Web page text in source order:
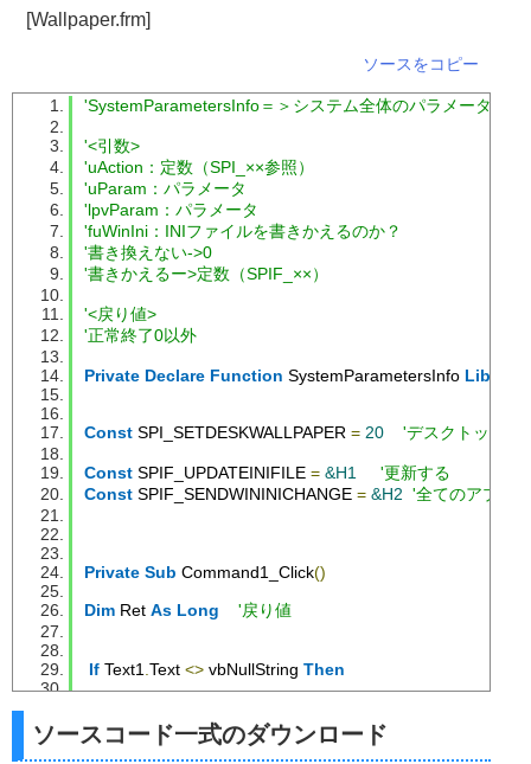
Public Const
Public Const
= &H1000
OFN_HIDEREADONLY = &H4
Public Const OFN_NOCHANGEDIR = &H8
'他の
Public Const OFN_NOREADONLYRETURN = &H8000
Public
Public Const OFN_OVERWRITEPROMPT
Public Const OFN_PATHMUSTEXIST
Public Const OFN_READONLY
Public Const OFN_SHOWHELP = &H10
'■関数名       OpenDlg
'■用途        「ファイルを開く」コモンダイヤログを表示す
'■引数         nHandle：ウインドウのハンドル、nFilter：フ
'■戻り値       ファイルを選択した場合そのファイルのパス
Public Function OpenDlg (nHandle As Long, nFilter
Dim OFN As OPENFILENAME
As
With OFN '構造体の設定
OFN_PATHMUSTEXIST
'Or OFN_SHOWHELP
.hInstance = App.hInstance
.hwndOwner = nHandle
.lStructSize = Len(OFN)
.nMaxFile = 250
'ファイル名のバッファ
.nMaxFileTitle = 250
'フルパス用のバッファ
.lpstrFile = String(250, Chr(0)) 'ファイル名のバッフ
[Wallpaper.frm]
ソースをコピー
'SystemParametersInfo＝＞システム全体のパラメータを設
'<引数>
'uAction：定数（SPI_××参照）
'uParam：パラメータ
'lpvParam：パラメータ
'fuWinIni：INIファイルを書きかえるのか？
'書き換えない->0
'書きかえるー>定数（SPIF_××）
'<戻り値>
'正常終了0以外
Private Declare Function SystemParametersInfo Lib
Const SPI_SETDESKWALLPAPER = 20 'デスクトップの
Const SPIF_UPDATEINIFILE = &H1
'更新する
Const SPIF_SENDWININICHANGE = &H2 '全てのアプリ
Private Sub Command1_Click()
Dim Ret As Long '戻り値
If Text1.Text <> vbNullString Then
      Ret
= SystemParametersInfo(
Else
ソースコード一式のダウンロード